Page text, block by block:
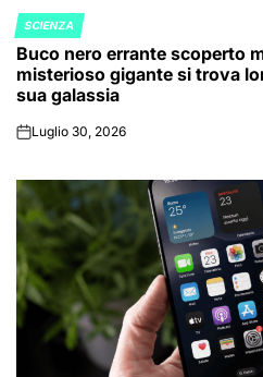
POSTED
IN
SCIENZA
Buco nero errante scoperto
misterioso gigante si trova
sua galassia
onLuglio 30, 2026